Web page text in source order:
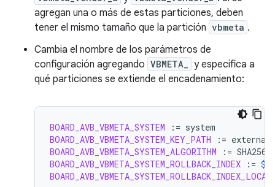
agregan una o más de estas particiones, deben
tener el mismo tamaño que la partición vbmeta .
Cambia el nombre de los parámetros de
configuración agregando VBMETA_
y especifica a
qué particiones se extiende el encadenamiento:
BOARD_AVB_VBMETA_SYSTEM :=
BOARD_AVB_VBMETA_SYSTEM_KEY_PATH
:=
BOARD_AVB_VBMETA_SYSTEM_ALGORITHM
:=
BOARD_AVB_VBMETA_SYSTEM_ROLLBACK_INDEX
:= $(